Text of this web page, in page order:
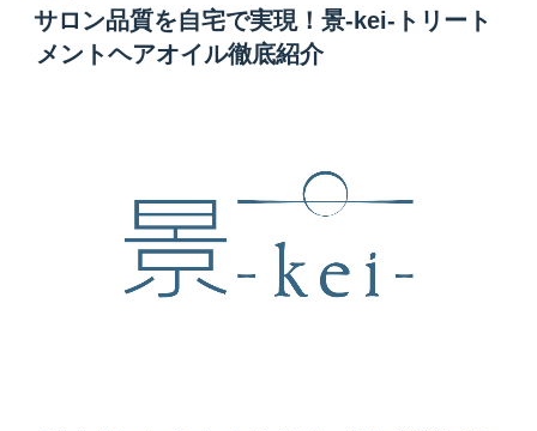
稿
日:
サロン品質を自宅で実現！景-kei-トリート
メントヘアオイル徹底紹介